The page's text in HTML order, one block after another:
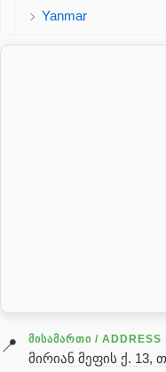
Yanmar
გადაცემათა
ძრავის ზეთი
ჰიდრავლიკის
📍 ᲛᲘᲡᲐᲛᲐᲠᲗᲘ / ADDRESS
მირიან მეფის ქ. 13,